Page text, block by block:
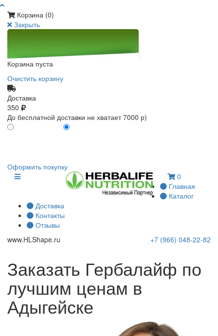
Корзина (0)
Закрыть
Корзина пуста
Очистить корзину
Доставка
350
До бесплатной доставки не хватает 7000 р)
Оформить покупку
0
Главная
Каталог
Доставка
Контакты
Отзывы
www.HLShape.ru +7 (966) 048-22-82
Заказать Гербалайф по
лучшим ценам в
Адыгейске